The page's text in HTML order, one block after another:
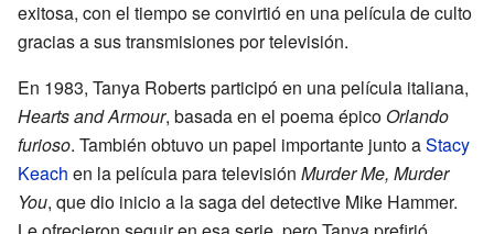
exitosa, con el tiempo se convirtió en una película de culto
gracias a sus transmisiones por televisión.
En 1983, Tanya Roberts participó en una película italiana,
Hearts and Armour, basada en el poema épico Orlando
furioso. También obtuvo un papel importante junto aStacy
Keach en la película para televisión Murder Me, Murder
You, que dio inicio a la saga del detective Mike Hammer.